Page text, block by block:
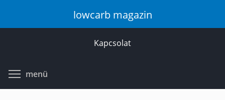
lowcarb magazin
Kapcsolat
menü